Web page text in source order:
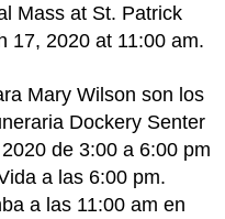
Mass at St. Patrick
17, 2020 at 11:00 am.
Mary Wilson son los
Dockery Senter
de 3:00 a 6:00 pm
a las 6:00 pm.
a las 11:00 am en